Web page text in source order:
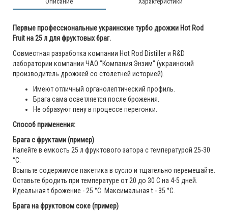
Первые профессиональные украинские турбо дрожжи Hot Rod
Fruit на 25 л для фруктовых браг.
Совместная разработка компании Hot Rod Distiller и R&D
лаборатории компании ЧАО "Компания Энзим" (украинский
производитель дрожжей со столетней историей).
Имеют отличный органолептический профиль.
Брага сама осветляется после брожения.
Не образуют пену в процессе перегонки.
Способ применения:
Брага с фруктами (пример)
Налейте в емкость 25 л фруктового затора с температурой 25-30
°С.
Всыпьте содержимое пакетика в сусло и тщательно перемешайте.
Оставьте бродить при температуре от 20 до 30 С на 4-5 дней.
Идеальная t брожение - 25 °С. Максимальная t - 35 °С.
Брага на фруктовом соке (пример)